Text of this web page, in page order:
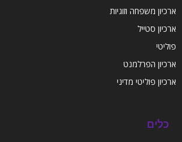
ארכיון משפחה וזוגיות
ארכיון סטייל
פוליטי
ארכיון הפרלמנט
ארכיון פוליטי מדיני
כלים